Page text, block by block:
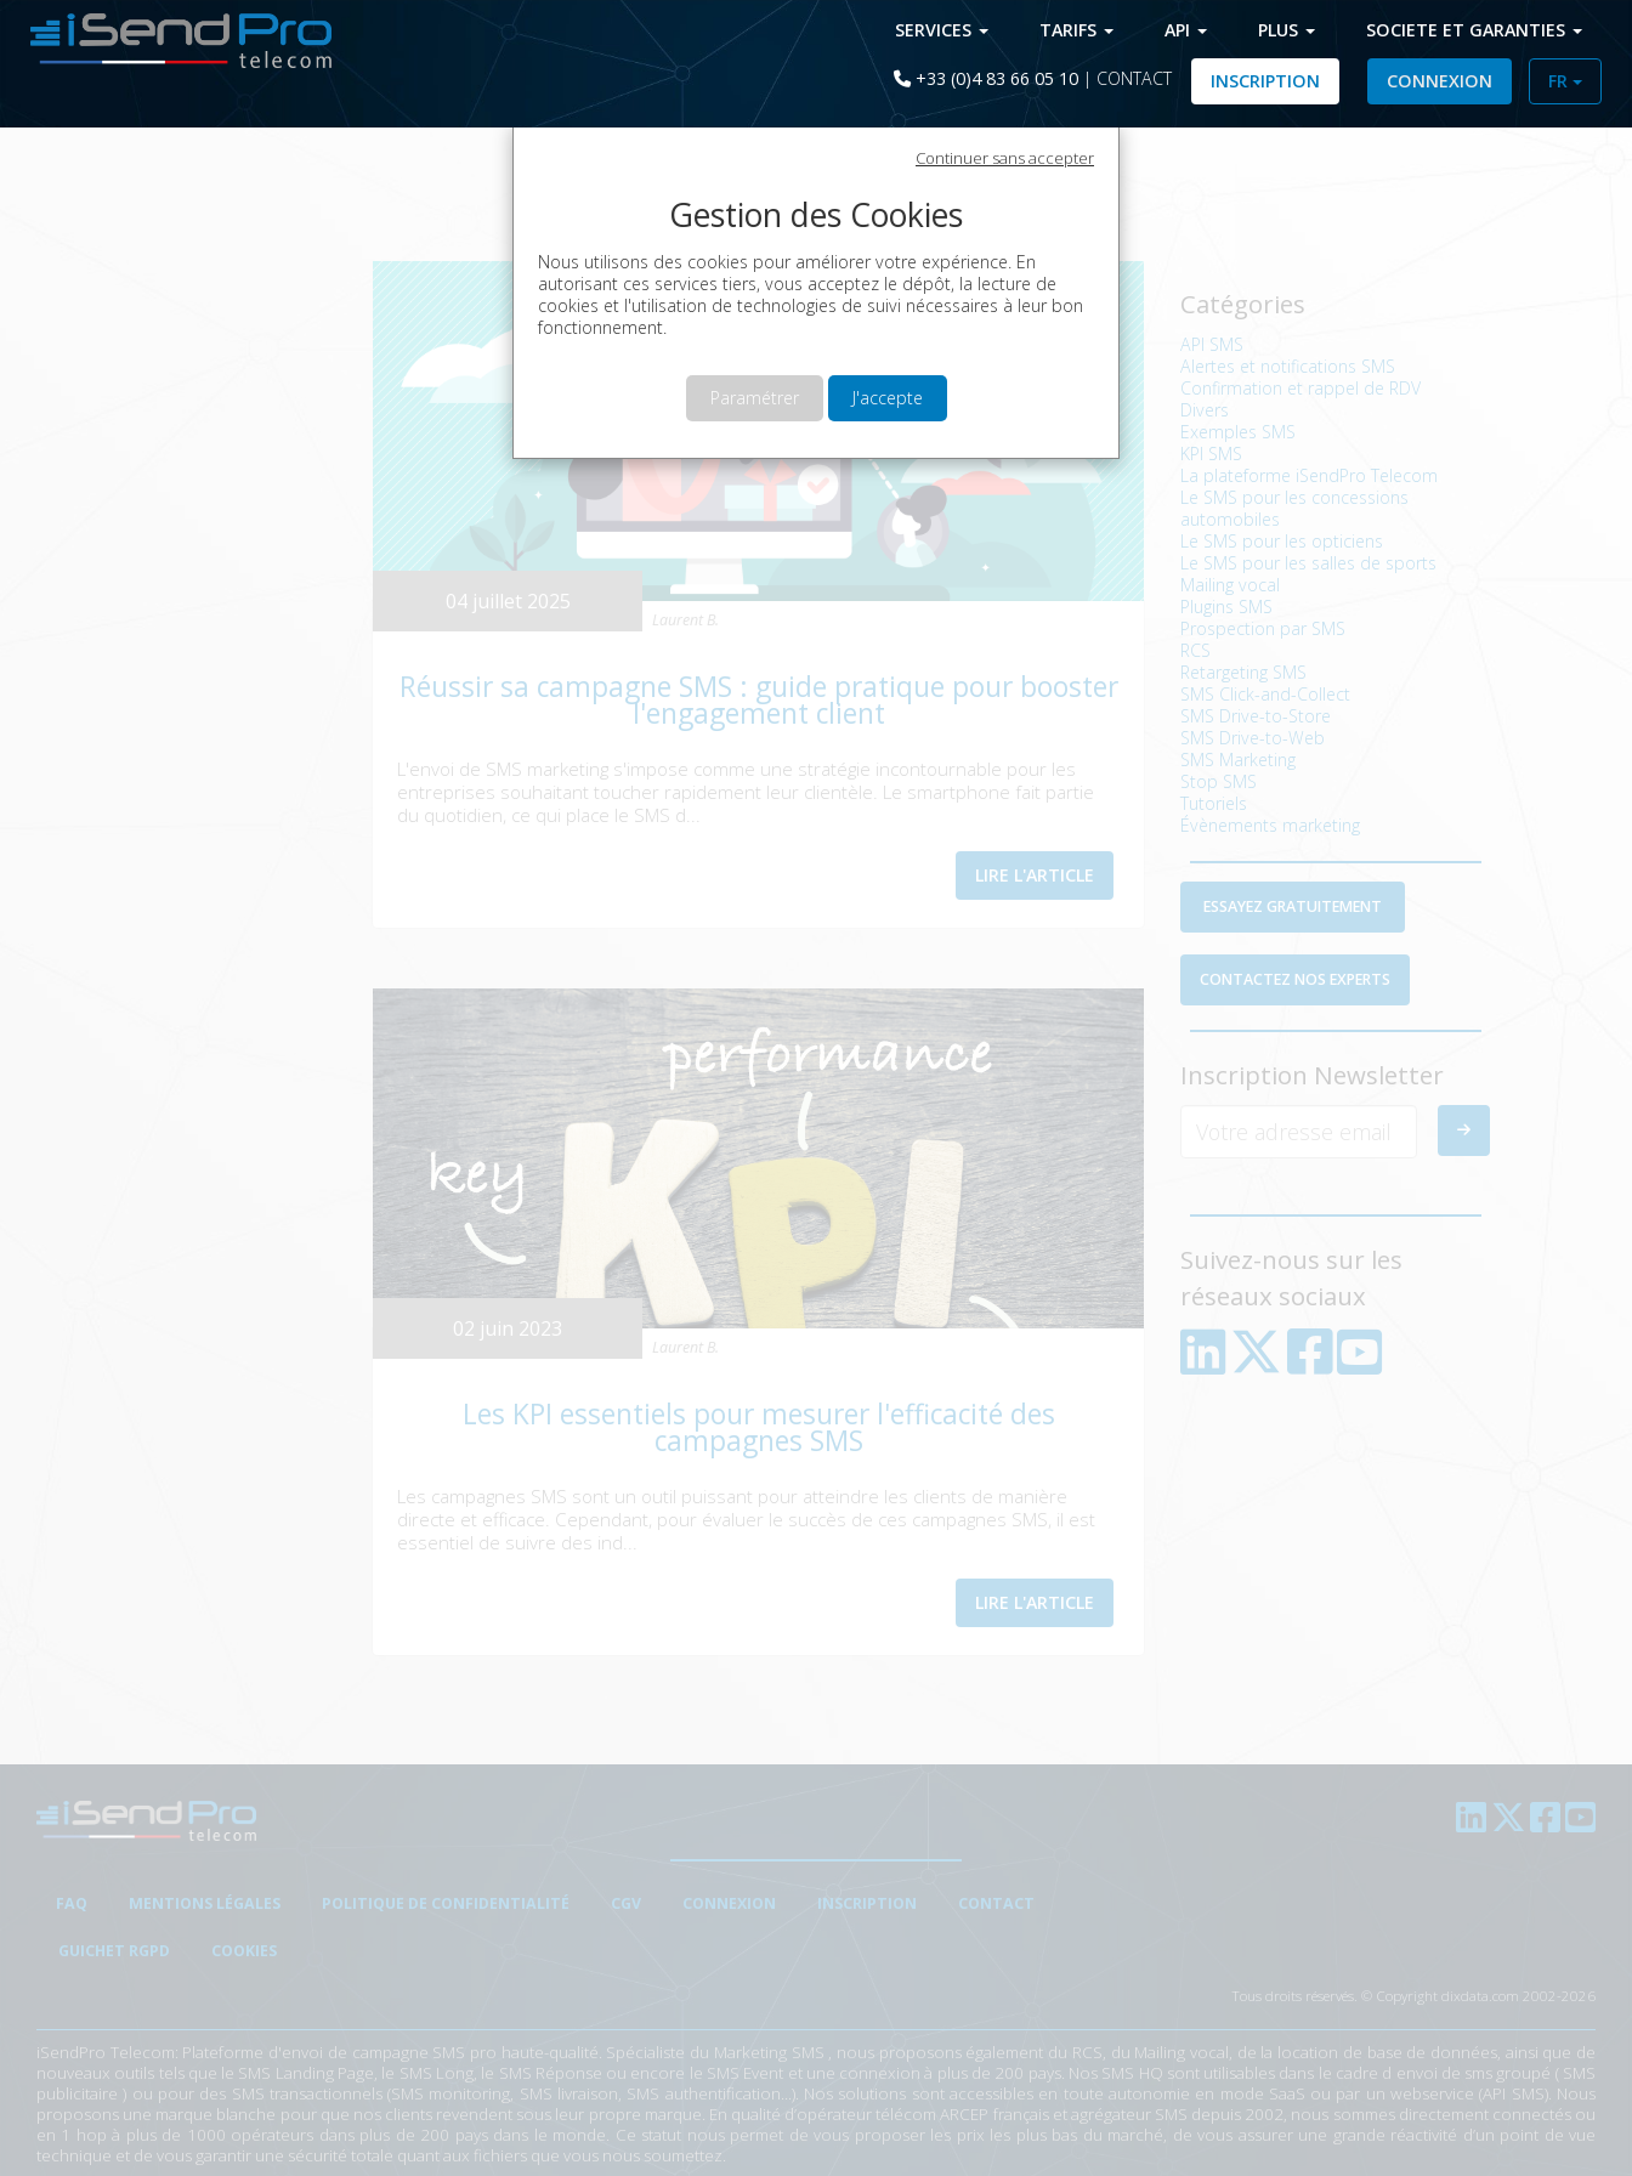
Continuer sans accepter
Gestion des Cookies
Nous utilisons des cookies pour améliorer votre expérience. En
autorisant ces services tiers, vous acceptez le dépôt, la lecture de
cookies et l'utilisation de technologies de suivi nécessaires à leur bon
fonctionnement.
Paramétrer J'accepte
SERVICES TARIFS API PLUS SOCIETE ET GARANTIES
INSCRIPTION CONNEXION FR
+33 (0)4 83 66 05 10 | CONTACT
Kpi Sms
04 juillet 2025
Laurent B.
Réussir sa campagne SMS : guide pratique pour booster
l'engagement client
L'envoi de SMS marketing s'impose comme une stratégie incontournable pour les
entreprises souhaitant toucher rapidement leur clientèle. Le smartphone fait partie
du quotidien, ce qui place le SMS d...
LIRE L'ARTICLE
02 juin 2023
Laurent B.
Les KPI essentiels pour mesurer l'efficacité des
campagnes SMS
Les campagnes SMS sont un outil puissant pour atteindre les clients de manière
directe et efficace. Cependant, pour évaluer le succès de ces campagnes SMS, il est
essentiel de suivre des ind...
LIRE L'ARTICLE
Catégories
API SMS
Alertes et notifications SMS
Confirmation et rappel de RDV
Divers
Exemples SMS
KPI SMS
La plateforme iSendPro Telecom
Le SMS pour les concessions
automobiles
Le SMS pour les opticiens
Le SMS pour les salles de sports
Mailing vocal
Plugins SMS
Prospection par SMS
RCS
Retargeting SMS
SMS Click-and-Collect
SMS Drive-to-Store
SMS Drive-to-Web
SMS Marketing
Stop SMS
Tutoriels
Évènements marketing
ESSAYEZ GRATUITEMENT
CONTACTEZ NOS EXPERTS
Inscription Newsletter
Suivez-nous sur les
réseaux sociaux
FAQ MENTIONS LÉGALES POLITIQUE DE CONFIDENTIALITÉ CGV CONNEXION INSCRIPTION CONTACT
GUICHET RGPD COOKIES
Tous droits réservés. © Copyright dixdata.com 2002-2026
iSendPro Telecom: Plateforme d'envoi de campagne SMS pro haute-qualité. Spécialiste du Marketing SMS , nous proposons également du RCS, du Mailing vocal, de la location de base de données, ainsi que de
nouveaux outils tels que le SMS Landing Page, le SMS Long, le SMS Réponse ou encore le SMS Event et une connexion à plus de 200 pays. Nos SMS HQ sont utilisables dans le cadre d envoi de sms groupé ( SMS
publicitaire ) ou pour des SMS transactionnels (SMS monitoring, SMS livraison, SMS authentification...). Nos solutions sont accessibles en toute autonomie en mode SaaS ou par un webservice (API SMS). Nous
proposons une marque blanche pour que nos clients revendent sous leur propre marque. En qualité d’opérateur télécom ARCEP français et agrégateur SMS depuis 2002, nous sommes directement connectés ou
en 1 hop à plus de 1000 opérateurs dans plus de 200 pays dans le monde. Ce statut nous permet de vous proposer les prix les plus bas du marché, de vous assurer une grande réactivité d’un point de vue
technique et de vous garantir une sécurité totale quant aux fichiers que vous nous soumettez.